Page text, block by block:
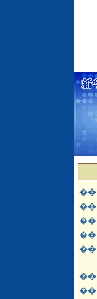
��
��
��
��
��
��
��